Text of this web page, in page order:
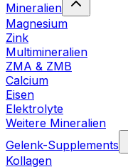
Mineralien
Magnesium
Zink
Multimineralien
ZMA & ZMB
Calcium
Eisen
Elektrolyte
Weitere Mineralien
Gelenk-Supplements
Kollagen